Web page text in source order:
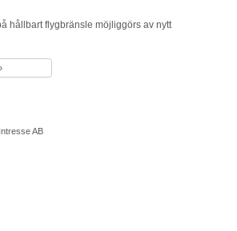
hållbart flygbränsle möjliggörs av nytt
AB